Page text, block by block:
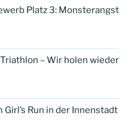
Platz 3: Monsterangst
– Wir holen wieder
Run in der Innenstadt